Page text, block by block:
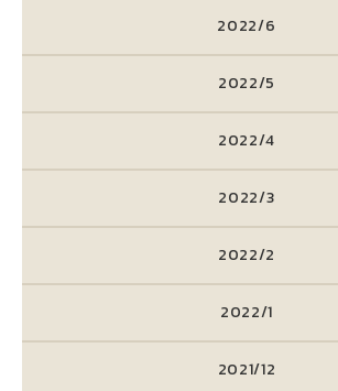
2022/6
2022/5
2022/4
2022/3
2022/2
2022/1
2021/12